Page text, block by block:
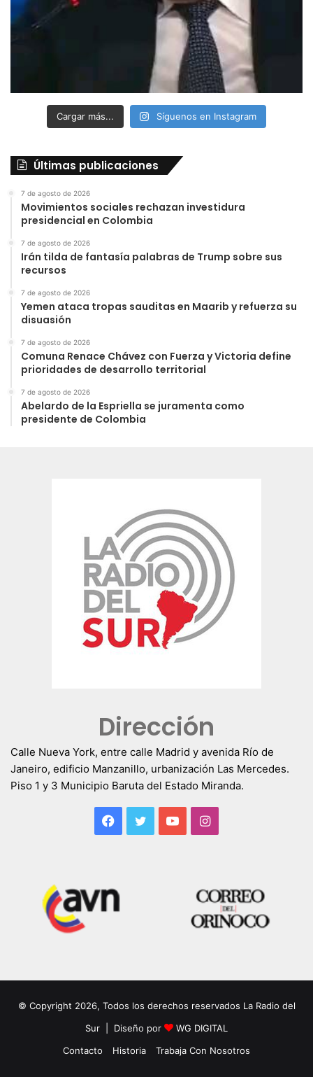
Cargar más... Síguenos en Instagram
Últimas publicaciones
7 de agosto de 2026
Movimientos sociales rechazan investidura
presidencial en Colombia
7 de agosto de 2026
Irán tilda de fantasía palabras de Trump sobre sus
recursos
7 de agosto de 2026
Yemen ataca tropas sauditas en Maarib y refuerza su
disuasión
7 de agosto de 2026
Comuna Renace Chávez con Fuerza y Victoria define
prioridades de desarrollo territorial
7 de agosto de 2026
Abelardo de la Espriella se juramenta como
presidente de Colombia
Dirección
Calle Nueva York, entre calle Madrid y avenida Río de
Janeiro, edificio Manzanillo, urbanización Las Mercedes.
Piso 1 y 3 Municipio Baruta del Estado Miranda.
Facebook
TwitterYouTubeInstagram
© Copyright 2026, Todos los derechos reservados La Radio del
Sur | Diseño por
WG DIGITAL
Contacto
Historia Trabaja Con Nosotros